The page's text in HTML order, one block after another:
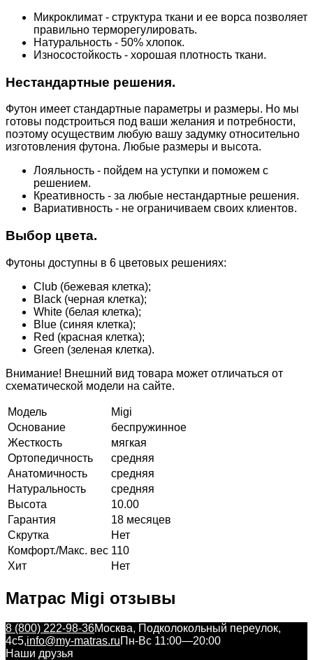
Микроклимат - структура ткани и ее ворса позволяет
правильно терморегулировать.
Натуральность - 50% хлопок.
Износостойкость - хорошая плотность ткани.
Нестандартные решения.
Футон имеет стандартные параметры и размеры. Но мы
готовы подстроиться под ваши желания и потребности,
поэтому осуществим любую вашу задумку относительно
изготовления футона. Любые размеры и высота.
Лояльность - пойдем на уступки и поможем с
решением.
Креативность - за любые нестандартные решения.
Вариативность - не ограничиваем своих клиентов.
Выбор цвета.
Футоны доступны в 6 цветовых решениях:
Club (бежевая клетка);
Black (черная клетка);
White (белая клетка);
Blue (синяя клетка);
Red (красная клетка);
Green (зеленая клетка).
Внимание! Внешний вид товара может отличаться от
схематической модели на сайте.
Модель
Migi
Основание
беспружинное
Жесткость
мягкая
Ортопедичность
средняя
Анатомичность
средняя
Натуральность
средняя
Высота
10.00
Гарантия
18 месяцев
Скрутка
Нет
Комфорт./Макс. вес 110
Хит
Нет
Матрас Migi отзывы
8 (800) 222-98-36Москва, Подколокольный переулок,
4с5,info@my-matras.ruПн-Вс 11:00—20:00
Наши друзья